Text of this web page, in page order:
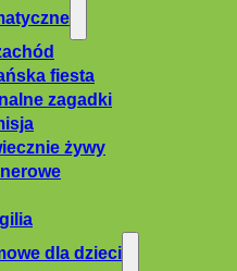
fiesta
zagadki
żywy
dla dzieci